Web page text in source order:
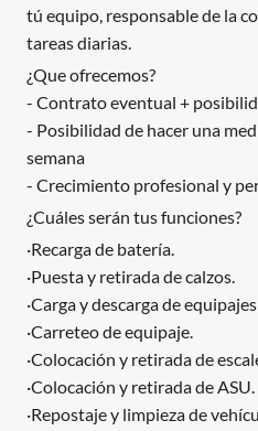
tú equipo, responsable de la
tareas diarias.
¿Que ofrecemos?
- Contrato eventual +
- Posibilidad de hacer una
semana
- Crecimiento profesional y
¿Cuáles serán tus funciones?
·Recarga de batería.
·Puesta y retirada de calzos.
·Carga y descarga de
·Carreteo de equipaje.
·Colocación y retirada de
·Colocación y retirada de ASU.
·Repostaje y limpieza de